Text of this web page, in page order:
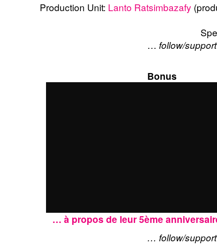
Production Unit: Lanto Ratsimbazafy
… follow/
Bonus
… à propos de leur 5ème
… follow/